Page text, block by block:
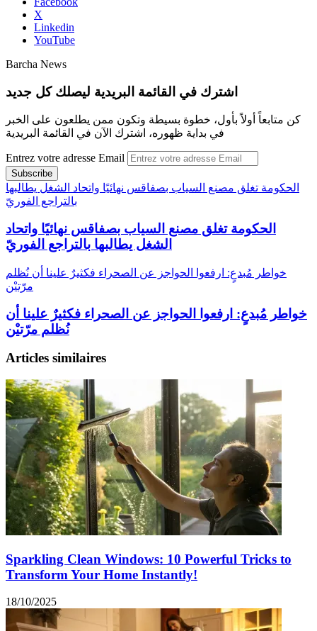
X
Linkedin
YouTube
Barcha News
اشترك في القائمة البريدية ليصلك كل جديد
كن متابعاً أولاً بأول، خطوة بسيطة وتكون ممن يطلعون على الخبر
في بداية ظهوره، اشترك الآن في القائمة البريدية
Entrez votre adresse Email
الحكومة تغلق مصنع السياب بصفاقس نهائيًا واتحاد الشغل يطالبها
بالتراجع الفوريّ
الحكومة تغلق مصنع السياب بصفاقس نهائيًا واتحاد
الشغل يطالبها بالتراجع الفوريّ
خواطر مُبدعٍ: ارفعوا الحواجز عن الصحراء فكثيرٌ علينا أن نُظلم
مرّتيْن
خواطر مُبدعٍ: ارفعوا الحواجز عن الصحراء فكثيرٌ علينا أن
نُظلم مرّتيْن
Articles similaires
Sparkling Clean Windows: 10 Powerful Tricks to
Transform Your Home Instantly!
18/10/2025